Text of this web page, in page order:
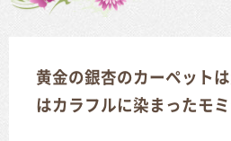
黄金の銀杏のカーペット
はカラフルに染まったモミ